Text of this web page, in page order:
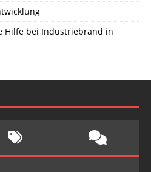
Hilfe bei Industriebrand in